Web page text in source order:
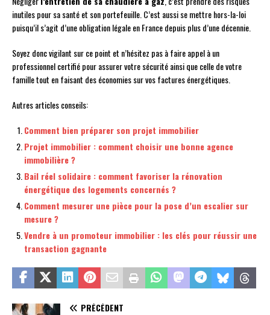
inutiles pour sa santé et son portefeuille. C’est aussi se mettre hors-la-loi
puisqu’il s’agit d’une obligation légale en France depuis plus d’une décennie.
Soyez donc vigilant sur ce point et n’hésitez pas à faire appel à un
professionnel certifié pour assurer votre sécurité ainsi que celle de votre
famille tout en faisant des économies sur vos factures énergétiques.
Autres articles conseils:
Comment bien préparer son projet immobilier
Projet immobilier : comment choisir une bonne agence
immobilière ?
Bail réel solidaire : comment favoriser la rénovation
énergétique des logements concernés ?
Comment mesurer une pièce pour la pose d’un escalier sur
mesure ?
Vendre à un promoteur immobilier : les clés pour réussir une
transaction gagnante
PRÉCÉDENT